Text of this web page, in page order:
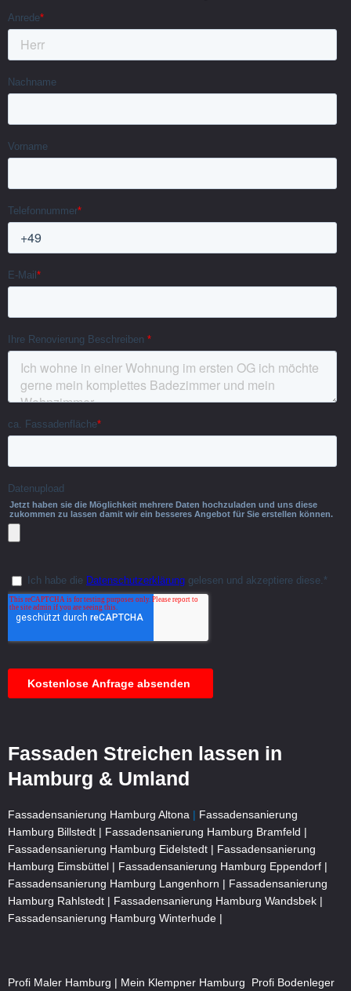
Fassaden Streichen lassen in
Hamburg & Umland
Fassadensanierung Hamburg Altona
Fassadensanierung
Hamburg Billstedt |
Fassadensanierung Hamburg Bramfeld |
Fassadensanierung Hamburg Eidelstedt |
Fassadensanierung
Hamburg Eimsbüttel |
Fassadensanierung Hamburg Eppendorf |
Fassadensanierung Hamburg Langenhorn |
Fassadensanierung
Hamburg Rahlstedt |
Fassadensanierung Hamburg Wandsbek |
Fassadensanierung Hamburg Winterhude |
Profi Maler Hamburg Mein Klempner Hamburg
Profi Bodenleger